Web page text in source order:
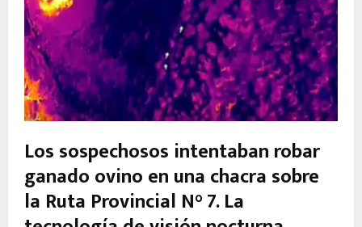
Los sospechosos intentaban robar
ganado ovino en una chacra sobre
la Ruta Provincial N° 7. La